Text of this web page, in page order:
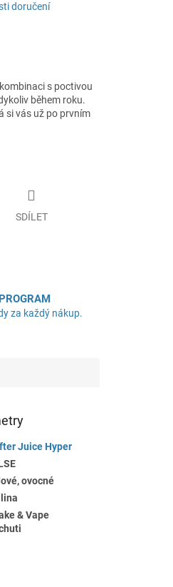
doručení
s poctivou
během roku.
si vás už po prvním
SDÍLET
za každý nákup.
Juice Hyper
ovocné
& Vape